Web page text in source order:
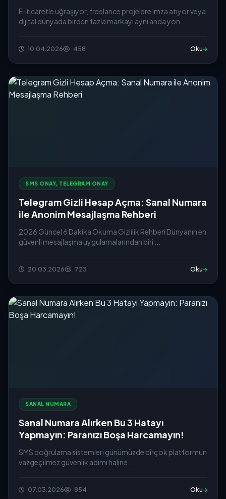
E-ticaretle uğraşıyor, freelance projelere imza atıyor veya
dijital dünyada birden fazla markayı aynı anda yön...
10.04.2026 458 Oku
SMS ONAY, TELEGRAM ONAY
Telegram Gizli Hesap Açma: Sanal Numara
ile Anonim Mesajlaşma Rehberi
2026 Güncel 6 Dakika Okuma Gizlilik Rehberi Dünyanın en
güvenli mesajlaşma uygulamalarından biri ...
20.03.2026 723 Oku
SANAL NUMARA
Sanal Numara Alırken Bu 3 Hatayı
Yapmayın: Paranızı Boşa Harcamayın!
SMS doğrulama sistemleri günümüzde birçok platformun
vazgeçilmez güvenlik adımı haline...
07.03.2026 854 Oku